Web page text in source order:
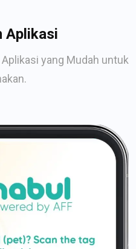
Aplikasi
yang Mudah untuk